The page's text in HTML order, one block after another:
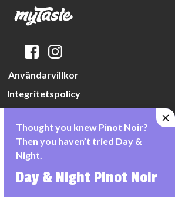
Användarvillkor
Integritetspolicy
Cookiepolicy
drivs av Vinklubben i Norden AB
Thought you knew Pinot Noir?
Then you haven’t tried Day &
Night.
Day & Night Pinot Noir